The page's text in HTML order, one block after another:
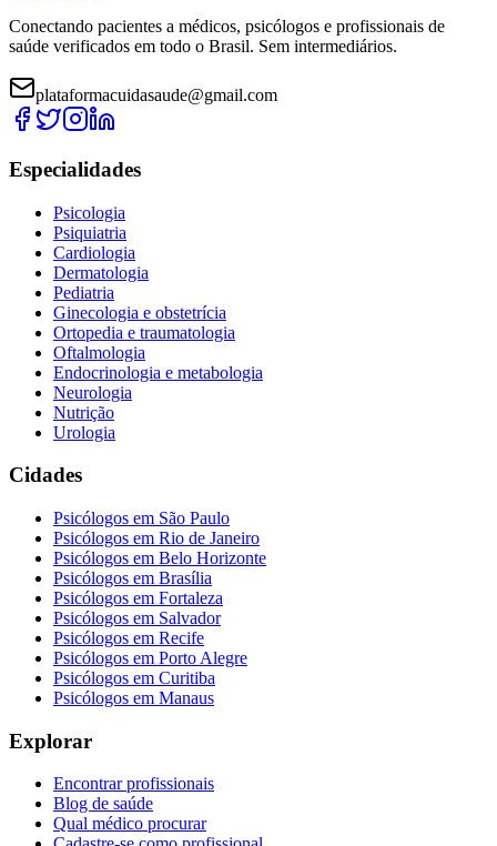
Conectando pacientes a médicos, psicólogos e profissionais de
saúde verificados em todo o Brasil. Sem intermediários.
plataformacuidasaude@gmail.com
Especialidades
Psicologia
Psiquiatria
Cardiologia
Dermatologia
Pediatria
Ginecologia e obstetrícia
Ortopedia e traumatologia
Oftalmologia
Endocrinologia e metabologia
Neurologia
Nutrição
Urologia
Cidades
Psicólogos em São Paulo
Psicólogos em Rio de Janeiro
Psicólogos em Belo Horizonte
Psicólogos em Brasília
Psicólogos em Fortaleza
Psicólogos em Salvador
Psicólogos em Recife
Psicólogos em Porto Alegre
Psicólogos em Curitiba
Psicólogos em Manaus
Explorar
Encontrar profissionais
Blog de saúde
Qual médico procurar